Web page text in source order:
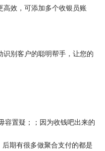
高效，可添加多个收银员账
识别客户的聪明帮手，让您的
容置疑；；因为收钱吧出来的
期有很多做聚合支付的都是